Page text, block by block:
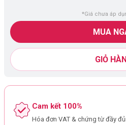
*Giá chưa áp
MUA
GIỎ
Cam kết 100%
Hóa đơn VAT & chứng từ đầy